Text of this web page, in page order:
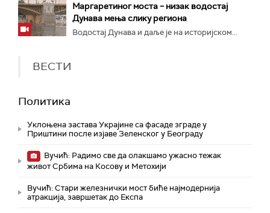
Маргаретиног моста – низак водостај
Дунава мења слику региона
Водостај Дунава и даље је на историјском...
ВЕСТИ
Политика
Уклоњена застава Украјине са фасаде зграде у
Приштини после изјаве Зеленског у Београду
Вучић: Радимо све да олакшамо ужасно тежак
живот Србима на Косову и Метохији
Вучић: Стари железнички мост биће најмодернија
атракција, завршетак до Експа